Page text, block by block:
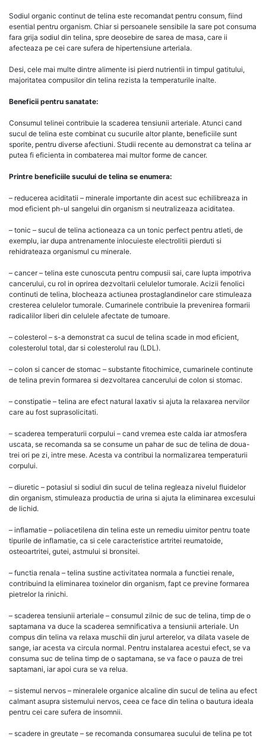
Sodiul organic continut de telina este recomandat pentru consum, fiind
esential pentru organism. Chiar si persoanele sensibile la sare pot consuma
fara grija sodiul din telina, spre deosebire de sarea de masa, care ii
afecteaza pe cei care sufera de hipertensiune arteriala.
Desi, cele mai multe dintre alimente isi pierd nutrientii in timpul gatitului,
majoritatea compusilor din telina rezista la temperaturile inalte.
Beneficii pentru sanatate:
Consumul telinei contribuie la scaderea tensiunii arteriale. Atunci cand
sucul de telina este combinat cu sucurile altor plante, beneficiile sunt
sporite, pentru diverse afectiuni. Studii recente au demonstrat ca telina ar
putea fi eficienta in combaterea mai multor forme de cancer.
Printre beneficiile sucului de telina se enumera:
– reducerea aciditatii – minerale importante din acest suc echilibreaza in
mod eficient ph-ul sangelui din organism si neutralizeaza aciditatea.
– tonic – sucul de telina actioneaza ca un tonic perfect pentru atleti, de
exemplu, iar dupa antrenamente inlocuieste electrolitii pierduti si
rehidrateaza organismul cu minerale.
– cancer – telina este cunoscuta pentru compusii sai, care lupta impotriva
cancerului, cu rol in oprirea dezvoltarii celulelor tumorale. Acizii fenolici
continuti de telina, blocheaza actiunea prostaglandinelor care stimuleaza
cresterea celulelor tumorale. Cumarinele contribuie la prevenirea formarii
radicalilor liberi din celulele afectate de tumoare.
– colesterol – s-a demonstrat ca sucul de telina scade in mod eficient,
colesterolul total, dar si colesterolul rau (LDL).
– colon si cancer de stomac – substante fitochimice, cumarinele continute
de telina previn formarea si dezvoltarea cancerului de colon si stomac.
– constipatie – telina are efect natural laxativ si ajuta la relaxarea nervilor
care au fost suprasolicitati.
– scaderea temperaturii corpului – cand vremea este calda iar atmosfera
uscata, se recomanda sa se consume un pahar de suc de telina de doua-
trei ori pe zi, intre mese. Acesta va contribui la normalizarea temperaturii
corpului.
– diuretic – potasiul si sodiul din sucul de telina regleaza nivelul fluidelor
din organism, stimuleaza productia de urina si ajuta la eliminarea excesului
de lichid.
– inflamatie – poliacetilena din telina este un remediu uimitor pentru toate
tipurile de inflamatie, ca si cele caracteristice artritei reumatoide,
osteoartritei, gutei, astmului si bronsitei.
– functia renala – telina sustine activitatea normala a functiei renale,
contribuind la eliminarea toxinelor din organism, fapt ce previne formarea
pietrelor la rinichi.
– scaderea tensiunii arteriale – consumul zilnic de suc de telina, timp de o
saptamana va duce la scaderea semnificativa a tensiunii arteriale. Un
compus din telina va relaxa muschii din jurul arterelor, va dilata vasele de
sange, iar acesta va circula normal. Pentru instalarea acestui efect, se va
consuma suc de telina timp de o saptamana, se va face o pauza de trei
saptamani, iar apoi cura se va relua.
– sistemul nervos – mineralele organice alcaline din sucul de telina au efect
calmant asupra sistemului nervos, ceea ce face din telina o bautura ideala
pentru cei care sufera de insomnii.
– scadere in greutate – se recomanda consumarea sucului de telina pe tot